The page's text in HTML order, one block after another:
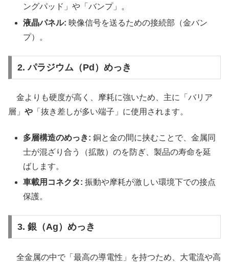
ングパッド」や「バンプ」。
液晶パネル: 映像信号を送るための接続部（金バン
プ）。
2. パラジウム（Pd）めっき
金よりも硬度が高く、摩耗に強いため、主に「バリア
層」 や 「抜き差しが多い端子」に使用されます。
多層構造のめっき: 銅と金の間に挟むことで、金属同
士が混ざり合う（拡散）のを防ぎ、製品の寿命を延
ばします。
車載用コネクタ: 振動や摩耗が激しい環境下での接点
保護。
3. 銀（Ag）めっき
全金属の中で「最高の導電性」を持つため、大電流や高